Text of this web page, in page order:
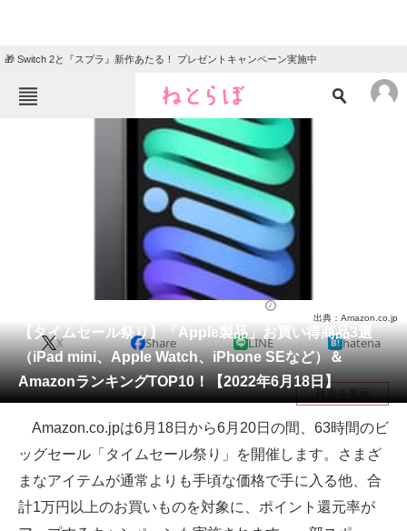
🎁 Switch 2と『スプラ』新作あたる！ プレゼントキャンペーン実施中
ニュース
クイズ
教育・育児
リサーチ
会員記事
メディア
注目記事を集めた総合ページ
ITの今と未来を見通す
スマホと通信の最新トレンド
進化するPCとデバイスの未来
【タイムセール祭り】「Apple製品」お買い得商品3選
（iPad mini、Apple Watch、iPhone SEなど）＆
AmazonランキングTOP10！【2022年6月18日】
出典：Amazon.co.jp
X Share LINE hatena
目次を表示
Amazon.co.jpは6月18日から6月20日の間、63時間のビ
ッグセール「タイムセール祭り」を開催します。さまざ
まなアイテムが通常よりも手頃な価格で手に入る他、合
計1万円以上のお買いものを対象に、ポイント還元率が